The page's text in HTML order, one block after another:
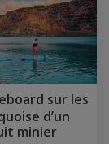
sur les
d’un
minier